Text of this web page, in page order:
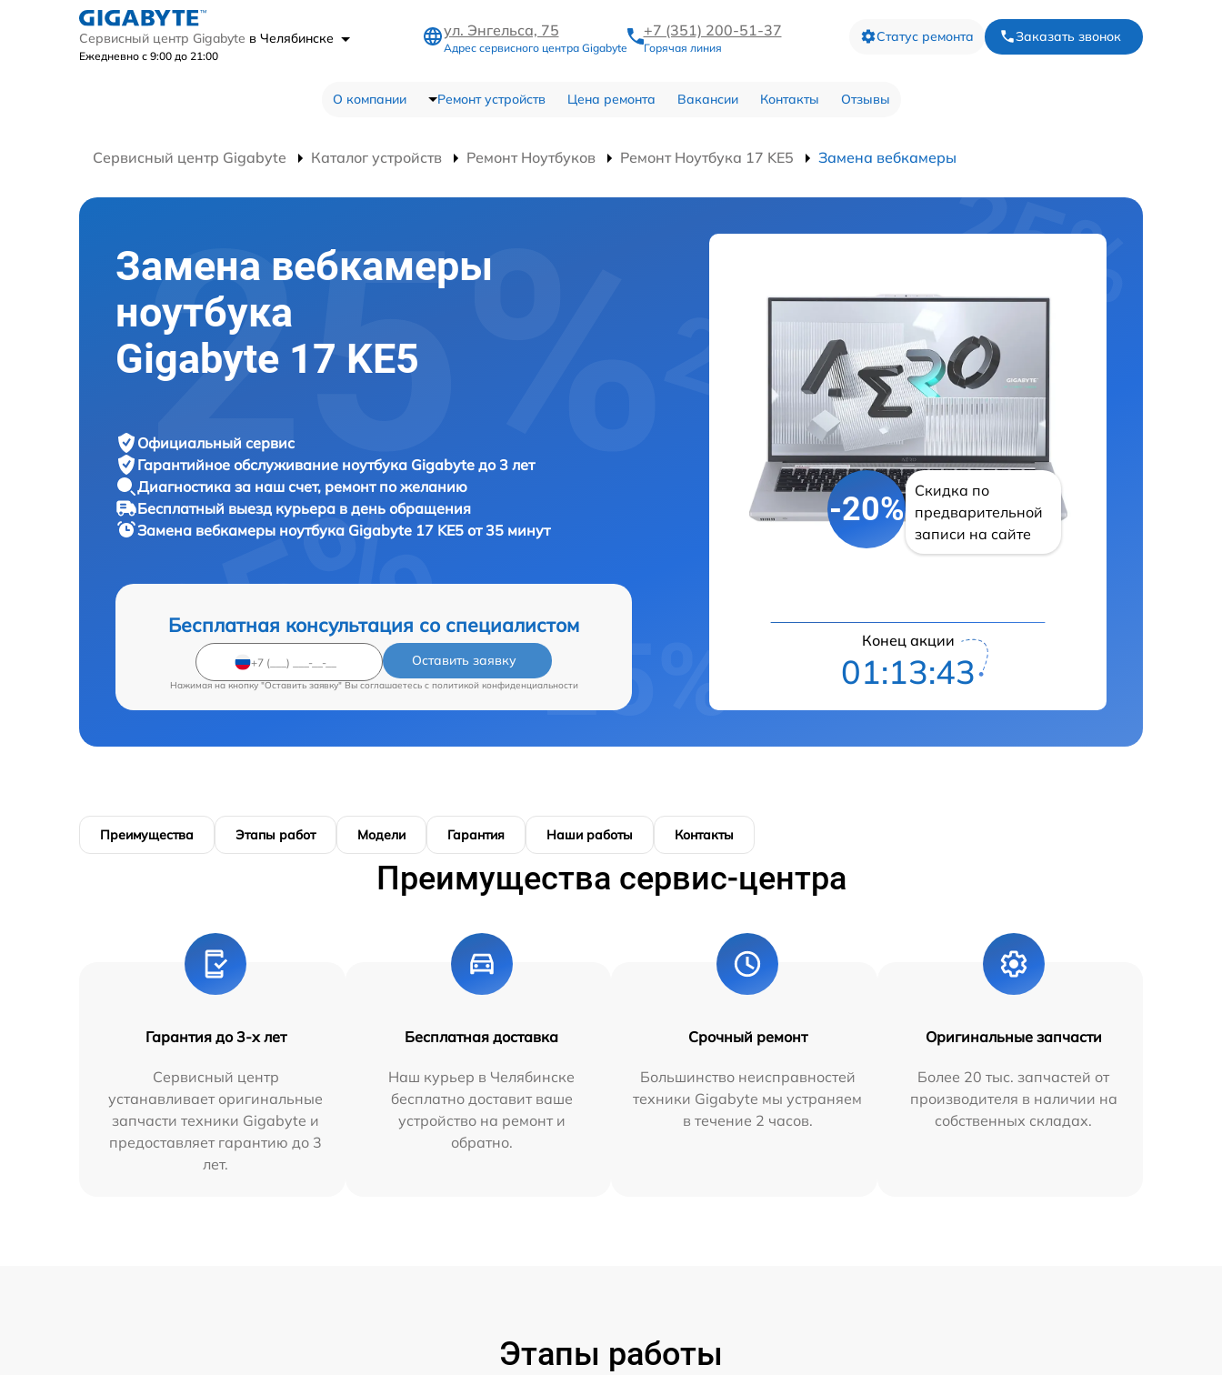
Сервисный центр Gigabyte в Челябинске
Ежедневно с 9:00 до 21:00
ул. Энгельса, 75
Адрес сервисного центра Gigabyte
+7 (351) 200-51-37
Горячая линия
Статус ремонта Заказать звонок
О компании Ремонт устройств Цена ремонта Вакансии Контакты Отзывы
Сервисный центр Gigabyte Каталог устройств Ремонт Ноутбуков Ремонт Ноутбука 17 KE5 Замена вебкамеры
Замена вебкамеры
ноутбука
Gigabyte 17 KE5
Официальный сервис
Гарантийное обслуживание ноутбука Gigabyte до 3 лет
Диагностика за наш счет, ремонт по желанию
Бесплатный выезд курьера в день обращения
Замена вебкамеры ноутбука Gigabyte 17 KE5 от 35 минут
Бесплатная консультация со специалистом
Оставить заявку
Нажимая на кнопку "Оставить заявку" Вы соглашаетесь c политикой конфиденциальности
-20%
Скидка по
предварительной
записи на сайте
Конец акции
01:13:43
Преимущества Этапы работ Модели Гарантия Наши работы Контакты
Преимущества сервис-центра
Гарантия до 3-х лет
Сервисный центр
устанавливает оригинальные
запчасти техники Gigabyte и
предоставляет гарантию до 3
лет.
Бесплатная доставка
Наш курьер в Челябинске
бесплатно доставит ваше
устройство на ремонт и
обратно.
Срочный ремонт
Большинство неисправностей
техники Gigabyte мы устраняем
в течение 2 часов.
Оригинальные запчасти
Более 20 тыс. запчастей от
производителя в наличии на
собственных складах.
Этапы работы